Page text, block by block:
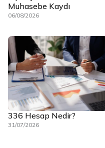
Muhasebe Kaydı
06/08/2026
336 Hesap Nedir?
31/07/2026